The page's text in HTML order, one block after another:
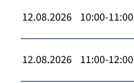
12.08.2026 10:00-11:00
12.08.2026 11:00-12:00